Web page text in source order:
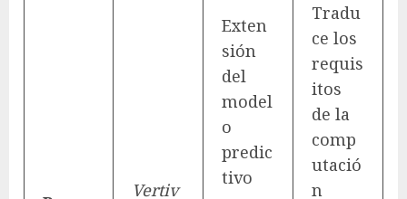
Vertiv
Exten
sión
del
model
o
predic
tivo
Tradu
ce los
requis
itos
de la
comp
utació
n